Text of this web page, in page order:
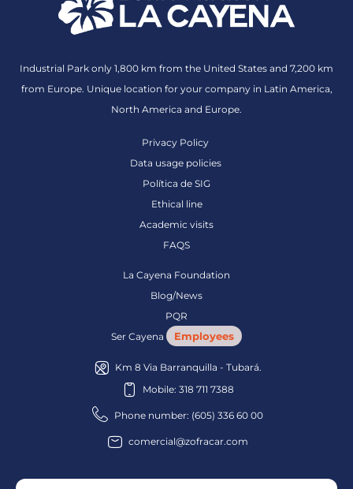
Industrial Park only 1,800 km from the United States and 7,200 km
from Europe. Unique location for your company in Latin America,
North America and Europe.
Privacy Policy
Data usage policies
Política de SIG
Ethical line
Academic visits
FAQS
La Cayena Foundation
Blog/News
PQR
Ser Cayena
Employees
Km 8 Via Barranquilla - Tubará.
Mobile: 318 711 7388
Phone number: (605) 336 60 00
comercial@zofracar.com